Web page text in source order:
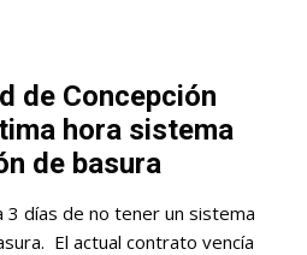
de Concepción
hora sistema
de basura
3 días de no tener un sistema
El actual contrato vencía